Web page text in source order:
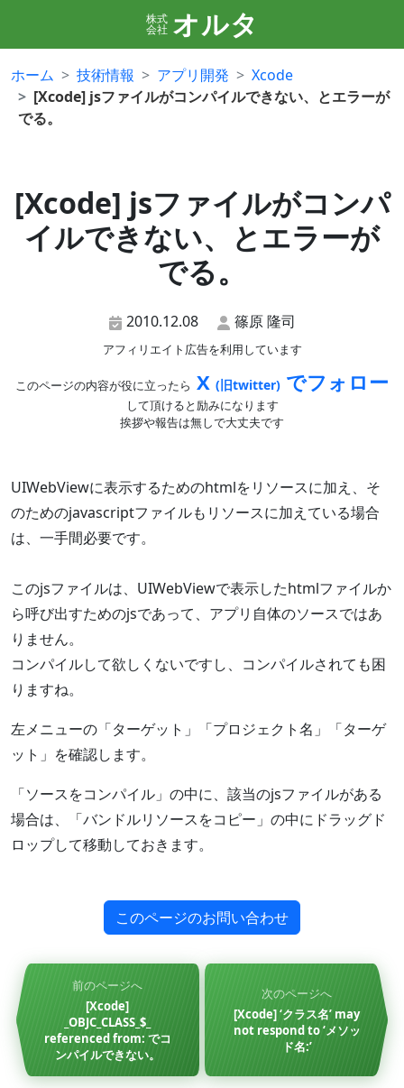
株式
会社 オルタ
ホーム 技術情報 アプリ開発
Xcode
[Xcode] jsファイルがコンパイルできない、とエラーが
でる。
[Xcode] jsファイルがコンパ
イルできない、とエラーが
でる。
2010.12.08 篠原 隆司
アフィリエイト広告を利用しています
このページの内容が役に立ったら X (旧twitter) でフォロー
して頂けると励みになります
挨拶や報告は無しで大丈夫です
UIWebViewに表示するためのhtmlをリソースに加え、そ
のためのjavascriptファイルもリソースに加えている場合
は、一手間必要です。
このjsファイルは、UIWebViewで表示したhtmlファイルか
ら呼び出すためのjsであって、アプリ自体のソースではあ
りません。
コンパイルして欲しくないですし、コンパイルされても困
りますね。
左メニューの「ターゲット」「プロジェクト名」「ターゲ
ット」を確認します。
「ソースをコンパイル」の中に、該当のjsファイルがある
場合は、「バンドルリソースをコピー」の中にドラッグド
ロップして移動しておきます。
このページのお問い合わせ
前のページへ
[Xcode]
_OBJC_CLASS_$_
referenced from: でコ
ンパイルできない。
次のページへ
[Xcode] ‘クラス名’ may
not respond to ‘メソッ
ド名:’